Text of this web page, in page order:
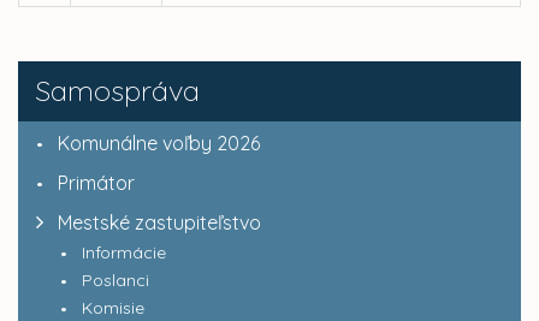
Samospráva
Komunálne voľby 2026
Primátor
Mestské zastupiteľstvo
Informácie
Poslanci
Komisie